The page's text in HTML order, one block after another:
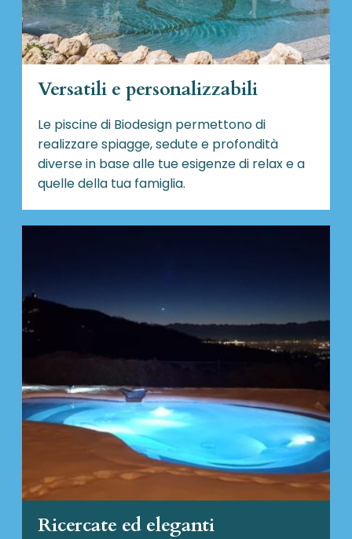
Versatili e personalizzabili
Le piscine di Biodesign permettono di
realizzare spiagge, sedute e profondità
diverse in base alle tue esigenze di relax e a
quelle della tua famiglia.
Ricercate ed eleganti